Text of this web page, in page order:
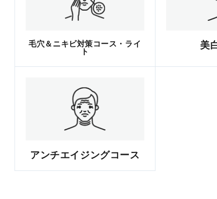
毛穴＆ニキビ対策コース・ライ
ト
美
アンチエイジングコース